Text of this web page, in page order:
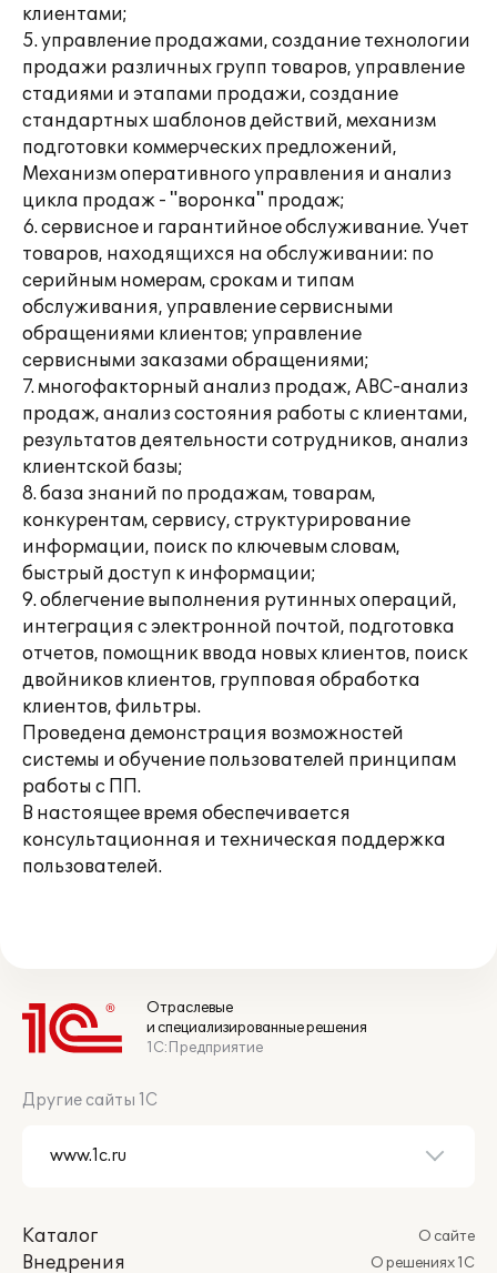
клиентами;
5. управление продажами, создание технологии
продажи различных групп товаров, управление
стадиями и этапами продажи, создание
стандартных шаблонов действий, механизм
подготовки коммерческих предложений,
Механизм оперативного управления и анализ
цикла продаж - "воронка" продаж;
6. сервисное и гарантийное обслуживание. Учет
товаров, находящихся на обслуживании: по
серийным номерам, срокам и типам
обслуживания, управление сервисными
обращениями клиентов; управление
сервисными заказами обращениями;
7. многофакторный анализ продаж, АВС-анализ
продаж, анализ состояния работы с клиентами,
результатов деятельности сотрудников, анализ
клиентской базы;
8. база знаний по продажам, товарам,
конкурентам, сервису, структурирование
информации, поиск по ключевым словам,
быстрый доступ к информации;
9. облегчение выполнения рутинных операций,
интеграция с электронной почтой, подготовка
отчетов, помощник ввода новых клиентов, поиск
двойников клиентов, групповая обработка
клиентов, фильтры.
Проведена демонстрация возможностей
системы и обучение пользователей принципам
работы с ПП.
В настоящее время обеспечивается
консультационная и техническая поддержка
пользователей.
Отраслевые
и специализированные решения
1С:Предприятие
Другие сайты 1С
Каталог
Внедрения
О сайте
О решениях 1С